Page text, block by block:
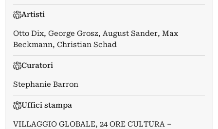
Artisti
Otto Dix, George Grosz, August Sander, Max
Beckmann, Christian Schad
Curatori
Stephanie Barron
Uffici stampa
VILLAGGIO GLOBALE, 24 ORE CULTURA –